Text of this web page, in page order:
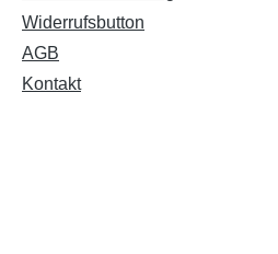
Widerrufsbutton
AGB
Kontakt
Text vergrößern